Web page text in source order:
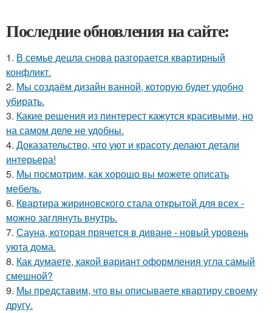
Последние обновления на сайте:
1. В семье децла снова разгорается квартирный
конфликт.
2. Мы создаём дизайн ванной, которую будет удобно
убирать.
3. Какие решения из пинтерест кажутся красивыми, но
на самом деле не удобны.
4. Доказательство, что уют и красоту делают детали
интерьера!
5. Мы посмотрим, как хорошо вы можете описать
мебель.
6. Квартира жириновского стала открытой для всех -
можно заглянуть внутрь.
7. Сауна, которая прячется в диване - новый уровень
уюта дома.
8. Как думаете, какой вариант оформления угла самый
смешной?
9. Мы представим, что вы описываете квартиру своему
другу.